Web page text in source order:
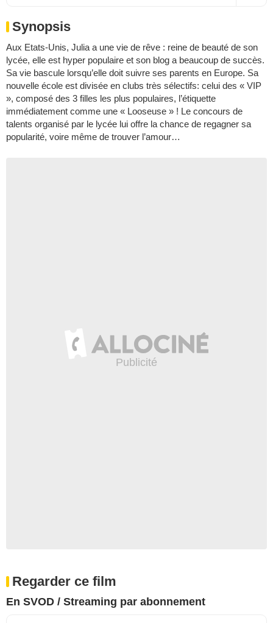
Synopsis
Aux Etats-Unis, Julia a une vie de rêve : reine de beauté de son
lycée, elle est hyper populaire et son blog a beaucoup de succès.
Sa vie bascule lorsqu’elle doit suivre ses parents en Europe. Sa
nouvelle école est divisée en clubs très sélectifs: celui des « VIP
», composé des 3 filles les plus populaires, l’étiquette
immédiatement comme une « Looseuse » ! Le concours de
talents organisé par le lycée lui offre la chance de regagner sa
popularité, voire même de trouver l’amour…
Regarder ce film
En SVOD / Streaming par abonnement